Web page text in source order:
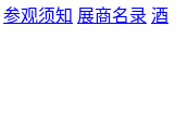
参观须知 展商名录 酒